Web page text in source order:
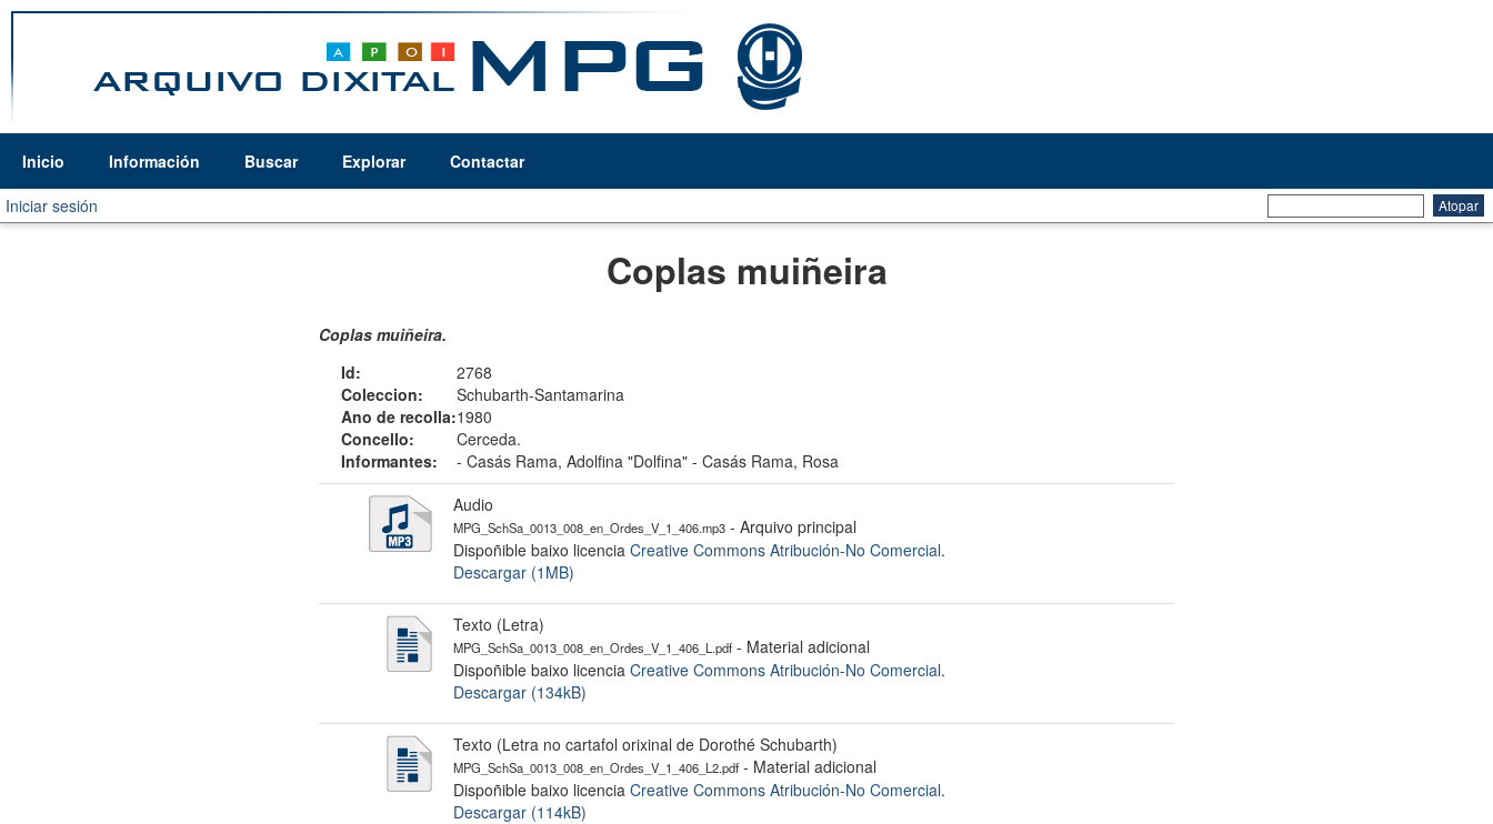
Inicio Información Buscar Explorar
Contactar
Iniciar sesión
Coplas muiñeira
Coplas muiñeira.
Id:
2768
Coleccion:
Schubarth-Santamarina
Ano de recolla:1980
Concello:
Cerceda.
Informantes:
- Casás Rama, Adolfina "Dolfina" - Casás Rama, Rosa
Audio
MPG_SchSa_0013_008_en_Ordes_V_1_406.mp3 - Arquivo principal
Dispoñible baixo licencia Creative Commons Atribución-No Comercial.
Descargar (1MB)
Texto (Letra)
MPG_SchSa_0013_008_en_Ordes_V_1_406_L.pdf - Material adicional
Dispoñible baixo licencia Creative Commons Atribución-No Comercial.
Descargar (134kB)
Texto (Letra no cartafol orixinal de Dorothé Schubarth)
MPG_SchSa_0013_008_en_Ordes_V_1_406_L2.pdf - Material adicional
Dispoñible baixo licencia Creative Commons Atribución-No Comercial.
Descargar (114kB)